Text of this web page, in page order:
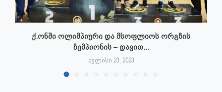
ქ.ონში ოლიმპიური და მსოფლიოს ორგზის
ჩემპიონის – დავით...
ივლისი 23, 2023